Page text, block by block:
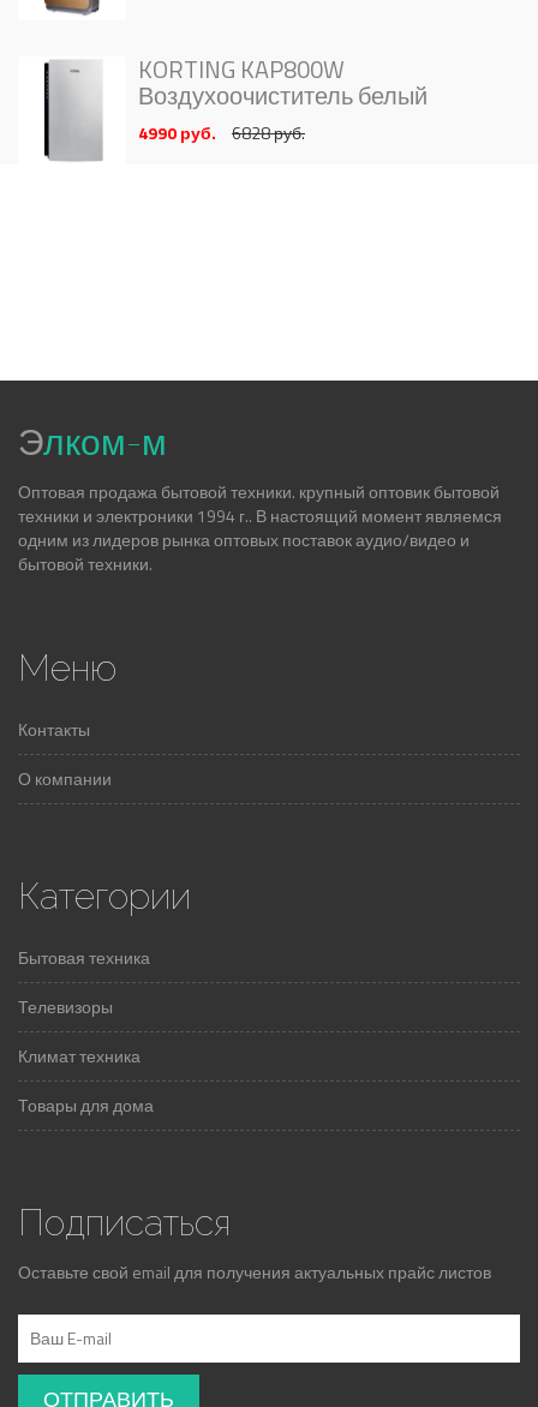
KORTING KAP800W
Воздухоочиститель белый
4990 руб. 6828 руб.
Элком-м
Оптовая продажа бытовой техники. крупный оптовик бытовой
техники и электроники 1994 г.. В настоящий момент являемся
одним из лидеров рынка оптовых поставок аудио/видео и
бытовой техники.
Меню
Контакты
О компании
Категории
Бытовая техника
Телевизоры
Климат техника
Товары для дома
Подписаться
Оставьте свой email для получения актуальных прайс листов